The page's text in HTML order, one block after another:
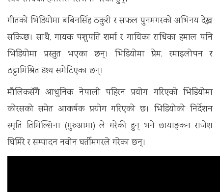
गीतको भिडियोमा बबिनसिंह ठकुरी र सफल पुनमगरको अभिनय देख्न
सकिन्छ। साथै, गायक पशुपति शर्मा र गायिका राधिका हमाल पनि
भिडियोमा प्रस्तुत भएका छन्। भिडियोमा प्रेम, रमाइलोपन र
ठट्टामिश्रित दृश्य समेटिएका छन्।
मौलिकसँगै आधुनिक नेपाली पहिरन प्रयोग गरिएको भिडियोमा
कोरसको समेत आकर्षक प्रयोग गरिएको छ। भिडियोको निर्देशन
स्मृति तिमिल्सिना (गुरुआमा) ले गरेकी हुन् भने छायाङ्कन राजेश
घिमिरे र सम्पादन नवीन घर्तीमगरले गरेका छन्।